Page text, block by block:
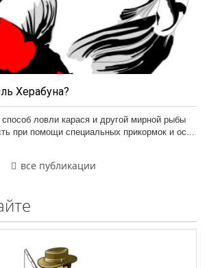
Херабуна?
ловли карася и другой мирной рыбы
при помощи специальных прикормок и ос...
все публикации